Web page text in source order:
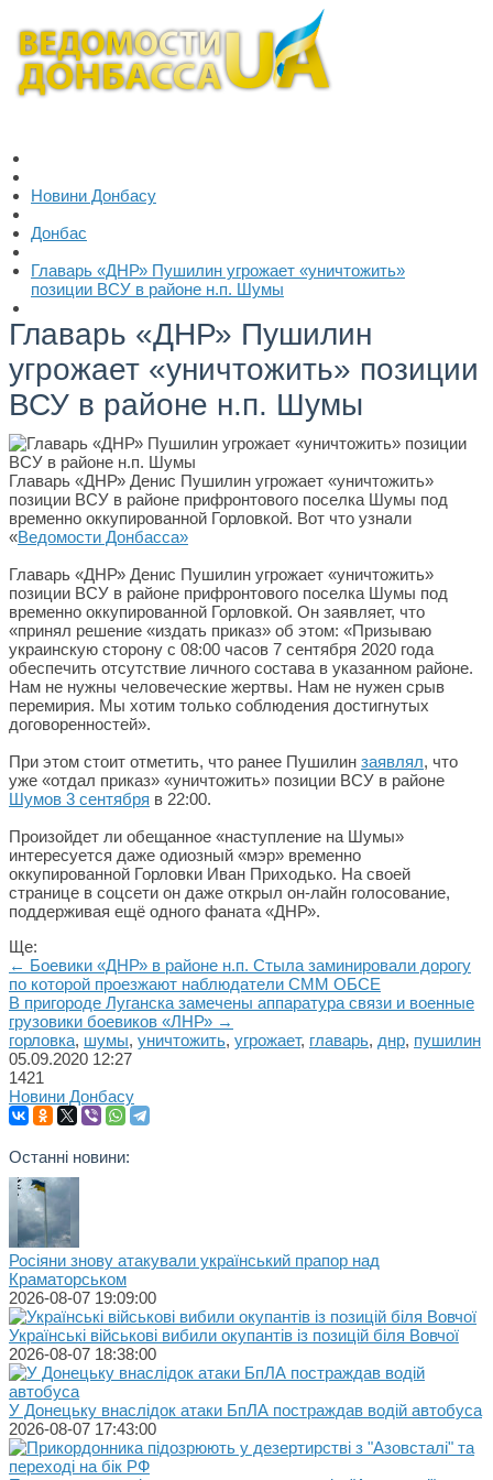
Новини Донбасу
Донбас
Главарь «ДНР» Пушилин угрожает «уничтожить»
позиции ВСУ в районе н.п. Шумы
Главарь «ДНР» Пушилин
угрожает «уничтожить» позиции
ВСУ в районе н.п. Шумы
Главарь «ДНР» Денис Пушилин угрожает «уничтожить»
позиции ВСУ в районе прифронтового поселка Шумы под
временно оккупированной Горловкой. Вот что узнали
«Ведомости Донбасса»
Главарь «ДНР» Денис Пушилин угрожает «уничтожить»
позиции ВСУ в районе прифронтового поселка Шумы под
временно оккупированной Горловкой. Он заявляет, что
«принял решение «издать приказ» об этом: «Призываю
украинскую сторону с 08:00 часов 7 сентября 2020 года
обеспечить отсутствие личного состава в указанном районе.
Нам не нужны человеческие жертвы. Нам не нужен срыв
перемирия. Мы хотим только соблюдения достигнутых
договоренностей».
При этом стоит отметить, что ранее Пушилин заявлял, что
уже «отдал приказ» «уничтожить» позиции ВСУ в районе
Шумов 3 сентября в 22:00.
Произойдет ли обещанное «наступление на Шумы»
интересуется даже одиозный «мэр» временно
оккупированной Горловки Иван Приходько. На своей
странице в соцсети он даже открыл он-лайн голосование,
поддерживая ещё одного фаната «ДНР».
Ще:
← Боевики «ДНР» в районе н.п. Стыла заминировали дорогу
по которой проезжают наблюдатели СММ ОБСЕ
В пригороде Луганска замечены аппаратура связи и военные
грузовики боевиков «ЛНР» →
горловка, шумы, уничтожить, угрожает, главарь, днр, пушилин
05.09.2020 12:27
1421
Новини Донбасу
Останні новини:
Росіяни знову атакували український прапор над
Краматорськом
2026-08-07 19:09:00
Українські військові вибили окупантів із позицій біля Вовчої
2026-08-07 18:38:00
У Донецьку внаслідок атаки БпЛА постраждав водій автобуса
2026-08-07 17:43:00